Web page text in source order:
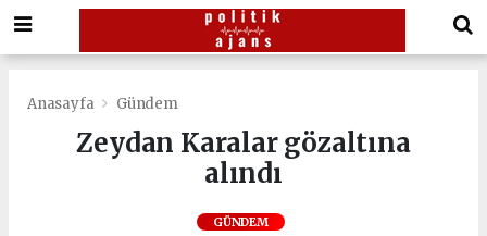
Anasayfa Gündem
Zeydan Karalar gözaltına
alındı
GÜNDEM